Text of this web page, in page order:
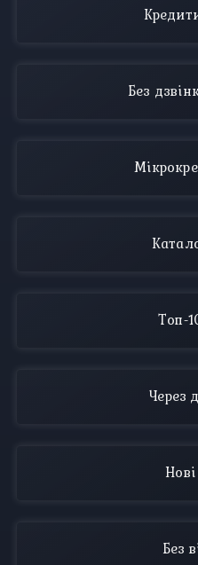
Без
Топ-
Через
Без